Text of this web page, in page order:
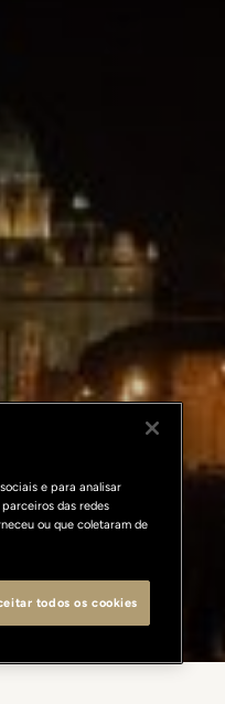
e para analisar
das redes
ou que coletaram de
todos os cookies